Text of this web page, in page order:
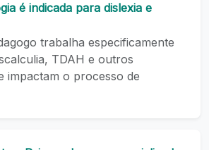
é indicada para dislexia e
trabalha especificamente
TDAH e outros
impactam o processo de